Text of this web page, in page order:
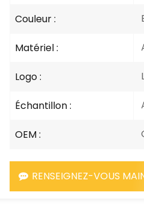
Couleur :
Matériel :
Logo :
Échantillon :
OEM :
RENSEIGNEZ-VOUS